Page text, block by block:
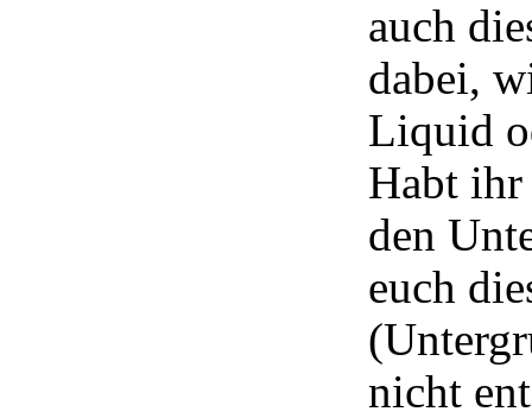
auch
dabei,
Liquid
Habt
den
euch
nicht